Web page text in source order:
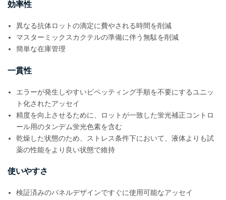
効率性
異なる抗体ロットの滴定に費やされる時間を削減
マスターミックスカクテルの準備に伴う無駄を削減
簡単な在庫管理
一貫性
エラーが発生しやすいピペッティング手順を不要にするユニッ
ト化されたアッセイ
精度を向上させるために、ロットが一致した蛍光補正コントロ
ール用のタンデム蛍光色素を含む
乾燥した状態のため、ストレス条件下において、液体よりも試
薬の性能をより良い状態で維持
使いやすさ
検証済みのパネルデザインですぐに使用可能なアッセイ